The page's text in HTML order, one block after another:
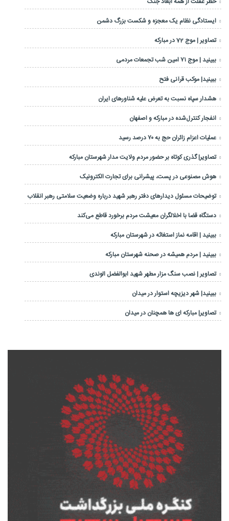
ایستادگی نظام یک معجزه و شکست بزرگ دشمن
تصاویر | موج 72 در مبارکه
ببینید | موج ۷۱ امین شب تجمعات مردمی
ببینید| موکب قرآنی فتح
هشدار سپاه نسبت به تعرض علیه شناورهای ایران
انفجار کنترل‌شده در مبارکه و اصفهان
عملیات اعزام زائران حج به ۷۰ درصد رسید
تصاویر| گذری کوتاه بر حضور مردم ولایت مدار شهرستان مبارکه
هوش مصنوعی در پست، پیشرانی برای تجارت الکترونیک
توضیحات مسئول دیدارهای دفتر رهبر شهید درباره وضعیت سلامتی رهبر انقلاب
دستگاه قضا با اخلالگران معیشت مردم برخورد قاطع می‌کند
ببینید | اقامه نماز استغاثه در شهرستان مبارکه
ببینید | مردم همیشه در صحنه شهرستان مبارکه
تصاویر | نصب سنگ مزار مطهر شهید ابوالفضل الوندی
ببینید| شهر دیزیچه استوار در میدان
تصاویر| مبارکه ای ها همچنان در میدان